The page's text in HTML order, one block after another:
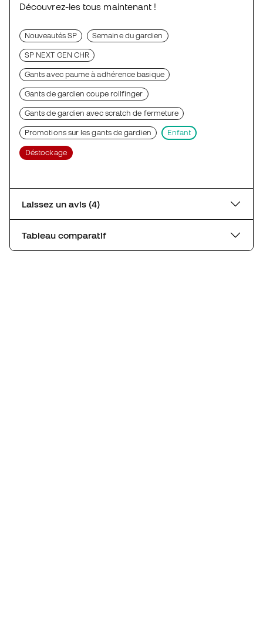
Découvrez-les tous maintenant !
Nouveautés SP Semaine du gardien
SP NEXT GEN CHR
Gants avec paume à adhérence basique
Gants de gardien coupe rollfinger
Gants de gardien avec scratch de fermeture
Promotions sur les gants de gardien Enfant
Déstockage
Laissez un avis (4)
Tableau comparatif